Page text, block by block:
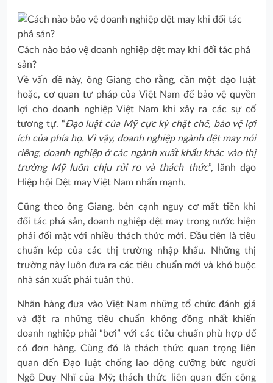
Cách nào bảo vệ doanh nghiệp dệt may khi đối tác phá
sản?
Về vấn đề này, ông Giang cho rằng, cần một đạo luật
hoặc, cơ quan tư pháp của Việt Nam để bảo vệ quyền
lợi cho doanh nghiệp Việt Nam khi xảy ra các sự cố
tương tự. “Đạo luật của Mỹ cực kỳ chặt chẽ, bảo vệ lợi
ích của phía họ. Vì vậy, doanh nghiệp ngành dệt may nói
riêng, doanh nghiệp ở các ngành xuất khẩu khác vào thị
trường Mỹ luôn chịu rủi ro và thách thức”, lãnh đạo
Hiệp hội Dệt may Việt Nam nhấn mạnh.
Cũng theo ông Giang, bên cạnh nguy cơ mất tiền khi
đối tác phá sản, doanh nghiệp dệt may trong nước hiện
phải đối mặt với nhiều thách thức mới. Đầu tiên là tiêu
chuẩn kép của các thị trường nhập khẩu. Những thị
trường này luôn đưa ra các tiêu chuẩn mới và khó buộc
nhà sản xuất phải tuân thủ.
Nhãn hàng đưa vào Việt Nam những tổ chức đánh giá
và đặt ra những tiêu chuẩn không đồng nhất khiến
doanh nghiệp phải “bơi” với các tiêu chuẩn phù hợp để
có đơn hàng. Cùng đó là thách thức quan trọng liên
quan đến Đạo luật chống lao động cưỡng bức người
Ngô Duy Nhĩ của Mỹ; thách thức liên quan đến công